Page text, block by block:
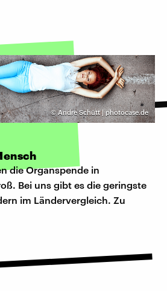
©Andre Schütt | photocase.de
die Organspende in
Bei uns gibt es die geringste
im Ländervergleich. Zu